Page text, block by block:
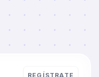
REGÍSTRATE